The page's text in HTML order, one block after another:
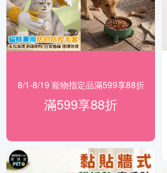
8/1-8/19 寵物指定品滿599享88折
滿599享88折